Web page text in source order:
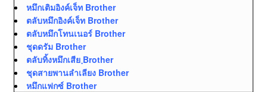
หมึกเติมอิงค์เจ็ท Brother
ตลับหมึกอิงค์เจ็ท Brother
ตลับหมึกโทนเนอร์ Brother
ชุดดรัม Brother
ตลับทิ้งหมึกเสีย ฺBrother
ชุดสายพานลำเลียง Brother
หมึกแฟกซ์ Brother